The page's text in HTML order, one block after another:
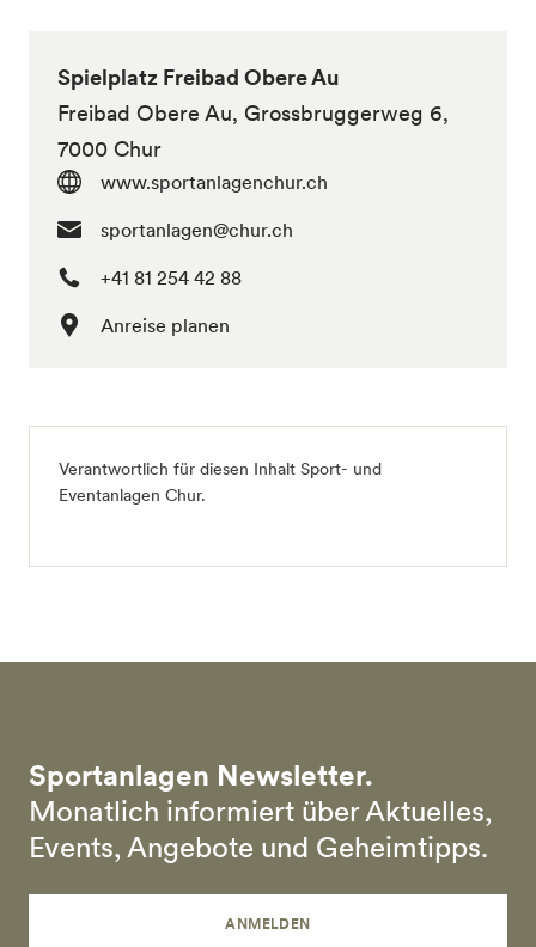
Spielplatz Freibad Obere Au
Freibad Obere Au, Grossbruggerweg 6,
7000 Chur
www.sportanlagenchur.ch
sportanlagen@chur.ch
+41 81 254 42 88
Anreise planen
Verantwortlich für diesen Inhalt Sport- und
Eventanlagen Chur.
Sportanlagen Newsletter.
Monatlich informiert über Aktuelles,
Events, Angebote und Geheimtipps.
ANMELDEN